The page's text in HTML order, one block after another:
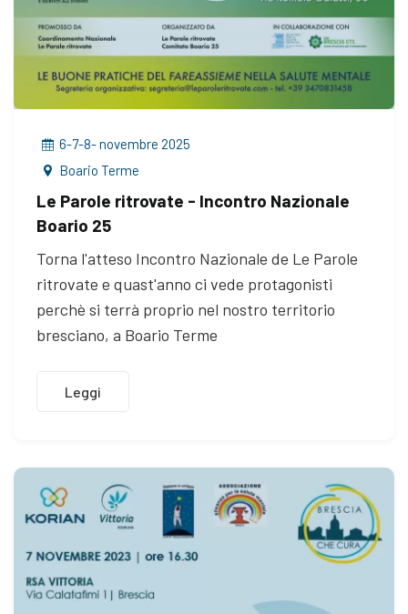
6-7-8- novembre 2025
Boario Terme
Le Parole ritrovate - Incontro Nazionale
Boario 25
Torna l'atteso Incontro Nazionale de Le Parole
ritrovate e quast'anno ci vede protagonisti
perchè si terrà proprio nel nostro territorio
bresciano, a Boario Terme
Leggi